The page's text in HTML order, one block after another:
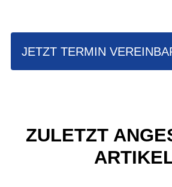
JETZT TERMIN
ZULETZT